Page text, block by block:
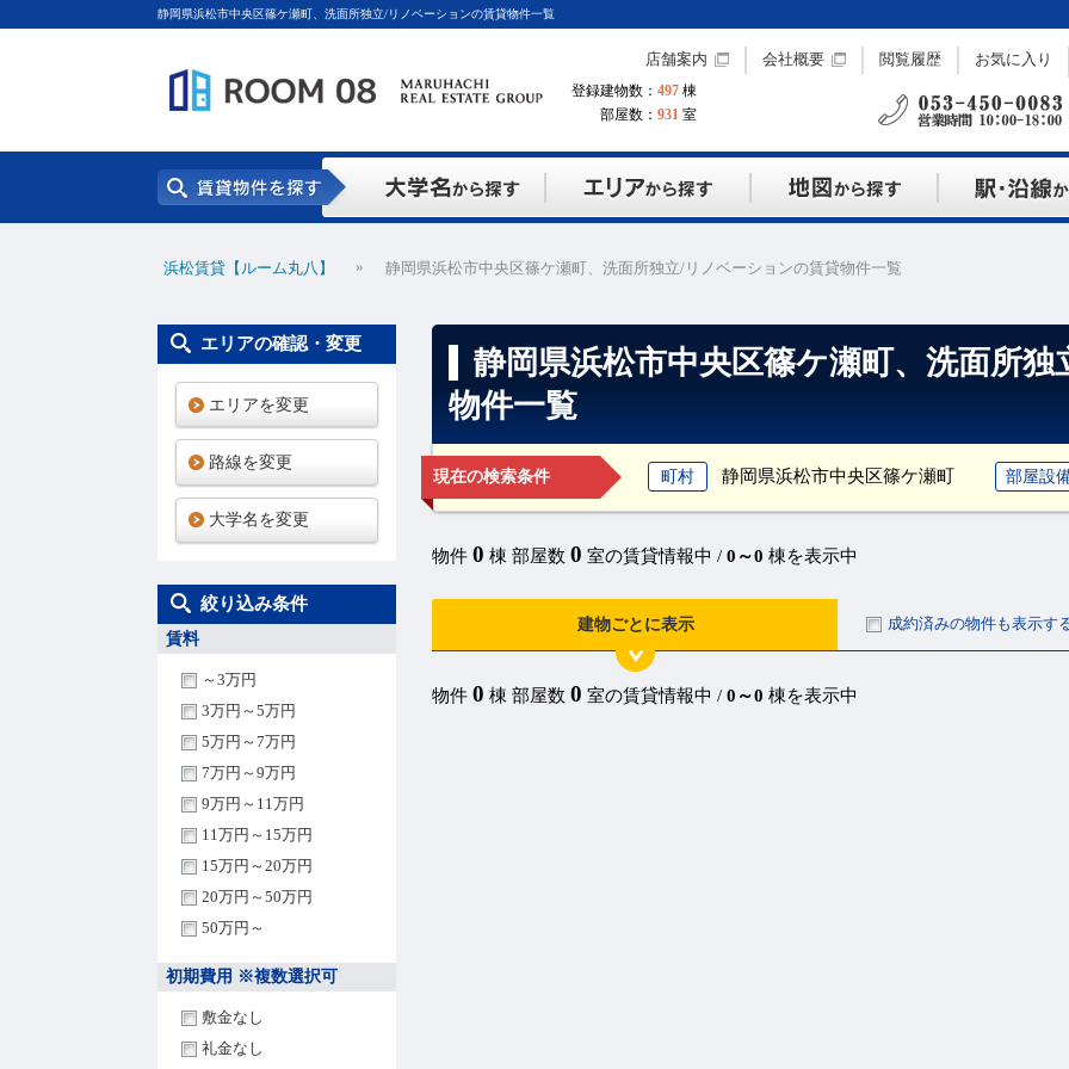
静岡県浜松市中央区篠ケ瀬町、洗面所独立/リノベーションの賃貸物件一覧
登録建物数： 497 棟
部屋数： 931 室
店舗案内 会社概要 閲覧履歴 お気に入り
浜松賃貸【ルーム丸八】 » 静岡県浜松市中央区篠ケ瀬町、洗面所独立/リノベーションの賃貸物件一覧
静岡県浜松市中央区篠ケ瀬町、洗面所
物件一覧
現在の検索条件 町村 静岡県浜松市中央区篠ケ瀬町 部屋設
物件 0 棟 部屋数 0 室の賃貸情報中 / 0～0 棟を表示中
建物ごとに表示 成約済みの物件も表示す
物件 0 棟 部屋数 0 室の賃貸情報中 / 0～0 棟を表示中
エリアの確認・変更
エリアを変更
路線を変更
大学名を変更
絞り込み条件
賃料
～3万円
3万円～5万円
5万円～7万円
7万円～9万円
9万円～11万円
11万円～15万円
15万円～20万円
20万円～50万円
50万円～
初期費用 ※複数選択可
敷金なし
礼金なし